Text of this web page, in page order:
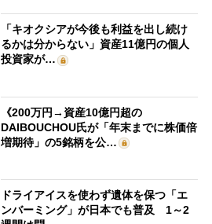
「キオクシアが今後も利益を出し続け
るかは分からない」資産11億円の個人
投資家が…
《200万円→資産10億円超の
DAIBOUCHOU氏が「年末までに株価倍
増期待」の5銘柄を公…
ドライアイスを使わず遺体を保つ「エ
ンバーミング」が日本でも普及 1～2